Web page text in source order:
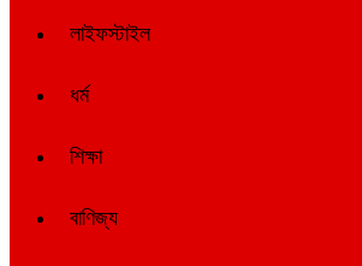
লাইফস্টাইল
ধর্ম
শিক্ষা
বাণিজ্য